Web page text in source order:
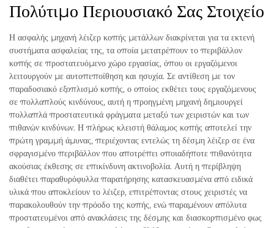
Πολύτιμο Περιουσιακό Σας Στοιχείο
Η ασφαλής μηχανή λέιζερ κοπής μετάλλων διακρίνεται για τα εκτενή
συστήματα ασφαλείας της, τα οποία μετατρέπουν το περιβάλλον
κοπής σε προστατευόμενο χώρο εργασίας, όπου οι εργαζόμενοι
λειτουργούν με αυτοπεποίθηση και ησυχία. Σε αντίθεση με τον
παραδοσιακό εξοπλισμό κοπής, ο οποίος εκθέτει τους εργαζόμενους
σε πολλαπλούς κινδύνους, αυτή η προηγμένη μηχανή δημιουργεί
πολλαπλά προστατευτικά φράγματα μεταξύ των χειριστών και των
πιθανών κινδύνων. Η πλήρως κλειστή θάλαμος κοπής αποτελεί την
πρώτη γραμμή άμυνας, περιέχοντας εντελώς τη δέσμη λέιζερ σε ένα
σφραγισμένο περιβάλλον που αποτρέπει οποιαδήποτε πιθανότητα
ακούσιας έκθεσης σε επικίνδυνη ακτινοβολία. Αυτή η περίβληψη
διαθέτει παραθυρόφυλλα παρατήρησης κατασκευασμένα από ειδικά
υλικά που αποκλείουν το λέιζερ, επιτρέποντας στους χειριστές να
παρακολουθούν την πρόοδο της κοπής, ενώ παραμένουν απόλυτα
προστατευμένοι από ανακλάσεις της δέσμης και διασκορπισμένο φως